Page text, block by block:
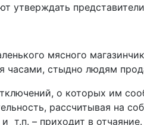
утверждать
мясного
часами, стыдно людям
о которых им
рассчитывая на
т.п. – приходит в отчаяние.